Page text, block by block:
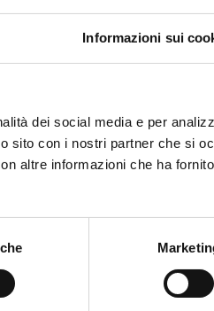
Informazioni sui
dei social media e per
sito con i nostri partner che si
altre informazioni che ha
Perché basta poco per
questo alimento
una consistenza davvero
la
una parte grassa, erbe